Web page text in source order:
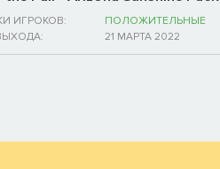
ИГРОКОВ:
ПОЛОЖИТЕЛЬНЫЕ
21 МАРТА 2022